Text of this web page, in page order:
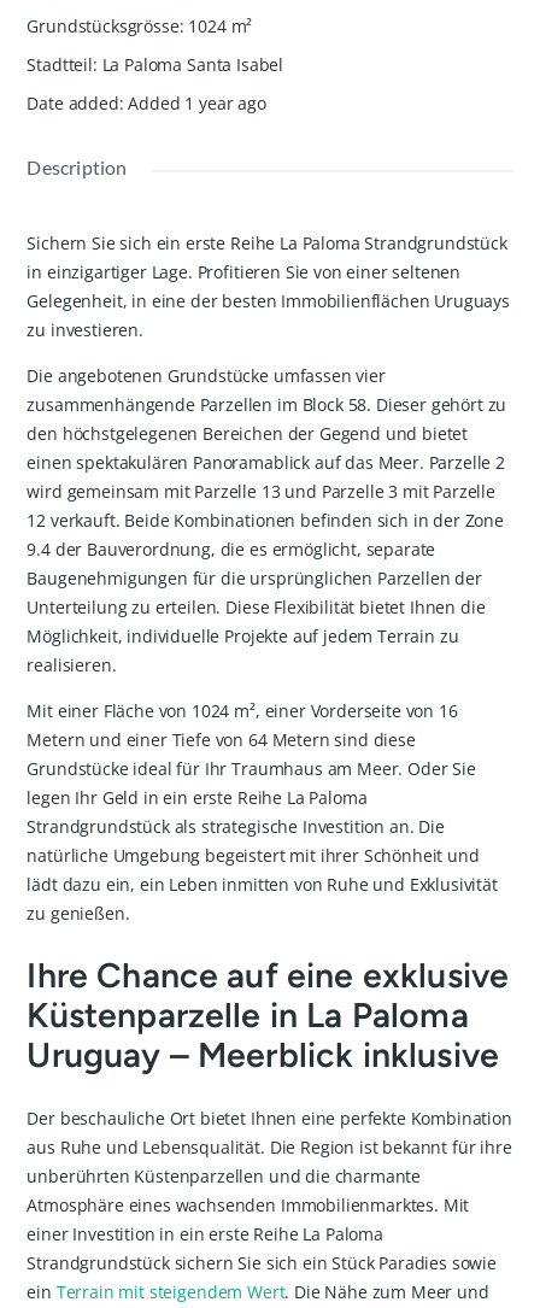
Grundstücksgrösse: 1024 m²
Stadtteil: La Paloma Santa Isabel
Date added: Added 1 year ago
Description
Sichern Sie sich ein erste Reihe La Paloma Strandgrundstück
in einzigartiger Lage. Profitieren Sie von einer seltenen
Gelegenheit, in eine der besten Immobilienflächen Uruguays
zu investieren.
Die angebotenen Grundstücke umfassen vier
zusammenhängende Parzellen im Block 58. Dieser gehört zu
den höchstgelegenen Bereichen der Gegend und bietet
einen spektakulären Panoramablick auf das Meer. Parzelle 2
wird gemeinsam mit Parzelle 13 und Parzelle 3 mit Parzelle
12 verkauft. Beide Kombinationen befinden sich in der Zone
9.4 der Bauverordnung, die es ermöglicht, separate
Baugenehmigungen für die ursprünglichen Parzellen der
Unterteilung zu erteilen. Diese Flexibilität bietet Ihnen die
Möglichkeit, individuelle Projekte auf jedem Terrain zu
realisieren.
Mit einer Fläche von 1024 m², einer Vorderseite von 16
Metern und einer Tiefe von 64 Metern sind diese
Grundstücke ideal für Ihr Traumhaus am Meer. Oder Sie
legen Ihr Geld in ein erste Reihe La Paloma
Strandgrundstück als strategische Investition an. Die
natürliche Umgebung begeistert mit ihrer Schönheit und
lädt dazu ein, ein Leben inmitten von Ruhe und Exklusivität
zu genießen.
Ihre Chance auf eine exklusive
Küstenparzelle in La Paloma
Uruguay – Meerblick inklusive
Der beschauliche Ort bietet Ihnen eine perfekte Kombination
aus Ruhe und Lebensqualität. Die Region ist bekannt für ihre
unberührten Küstenparzellen und die charmante
Atmosphäre eines wachsenden Immobilienmarktes. Mit
einer Investition in ein erste Reihe La Paloma
Strandgrundstück sichern Sie sich ein Stück Paradies sowie
ein Terrain mit steigendem Wert. Die Nähe zum Meer und